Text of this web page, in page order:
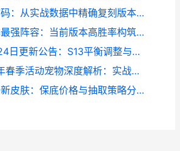
金铲铲最新阵容码：从实战数据中精确复刻版本强势构筑
金铲铲最新赛季最强阵容：当前版本高胜率构筑与运营思路
金铲铲之战2月24日更新公告：S13平衡调整与竞技环境重塑
洛克王国2026年春季活动宠物深度解析：实战价值与获取策略
王者荣耀姜子牙新皮肤：保底价格与抽取策略分析